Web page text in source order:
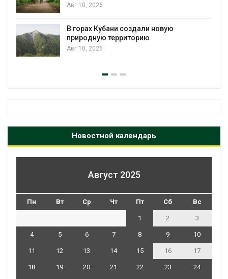
Авг 10, 2026
В горах Кубани создали новую
природную территорию
Авг 10, 2026
Новостной календарь
Август 2025
Пн Вт Ср Чт Пт Сб Вс
1 2 3
4 5 6 7 8 9 10
11 12 13 14 15 16 17
18 19 20 21 22 23 24